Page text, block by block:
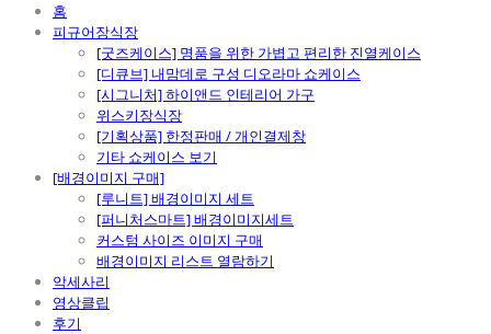
홈
피규어장식장
[굿즈케이스] 명품을 위한 가볍고 편리한 진열케이스
[디큐브] 내맘데로 구성 디오라마 쇼케이스
[시그니처] 하이앤드 인테리어 가구
위스키장식장
[기획상품] 한정판매 / 개인결제창
기타 쇼케이스 보기
[배경이미지 구매]
[루니트] 배경이미지 세트
[퍼니처스마트] 배경이미지세트
커스텀 사이즈 이미지 구매
배경이미지 리스트 열람하기
악세사리
영상클립
후기